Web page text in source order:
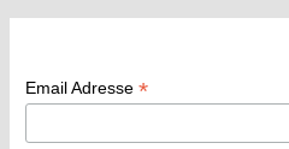
Email Adresse *